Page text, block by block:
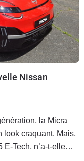
Nissan
la Micra
look craquant. Mais,
Tech, n’a-t-elle